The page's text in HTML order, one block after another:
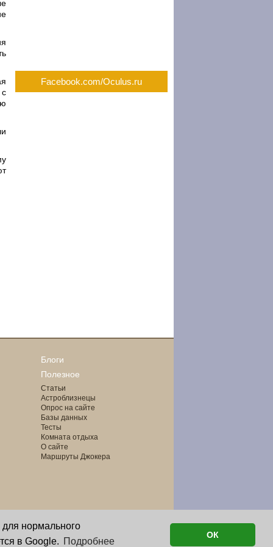
нормального
в Google. Подробнее
ОК
Facebook.com/Oculus.ru
Блоги
Полезное
Статьи
Астроблизнецы
Опрос на сайте
Базы данных
Тесты
Комната отдыха
О сайте
Маршруты Джокера